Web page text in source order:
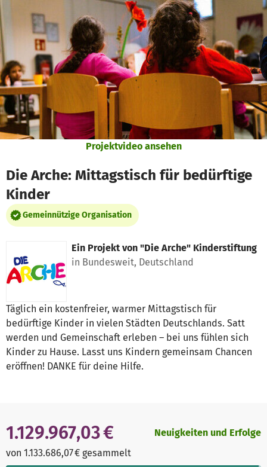
Zum Hauptinhalt springen
Erklärung zur Barrierefreiheit anzeigen
Projektvideo ansehen
Die Arche: Mittagstisch für bedürftige
Kinder
Gemeinnützige Organisation
Ein Projekt von "Die Arche" Kinderstiftung
in Bundesweit, Deutschland
Täglich ein kostenfreier, warmer Mittagstisch für
bedürftige Kinder in vielen Städten Deutschlands. Satt
werden und Gemeinschaft erleben – bei uns fühlen sich
Kinder zu Hause. Lasst uns Kindern gemeinsam Chancen
eröffnen! DANKE für deine Hilfe.
1.129.967,03 €
von 1.133.686,07 € gesammelt
Neuigkeiten und Erfolge